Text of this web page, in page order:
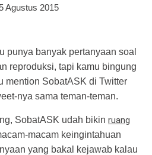
Agustus 2015
punya banyak pertanyaan soal
reproduksi, tapi kamu bingung
mention SobatASK di Twitter
nya sama teman-teman.
SobatASK udah bikin ruang
macam keingintahuan
yang bakal kejawab kalau